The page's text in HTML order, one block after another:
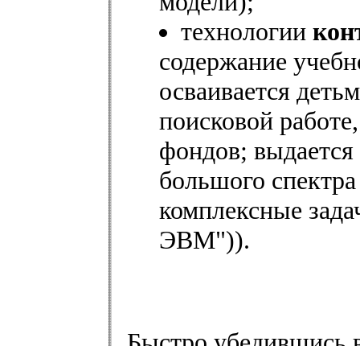
технологии
содержание
осваивается
поисковой
фондов;
большого
комплексные
ЭВМ")).